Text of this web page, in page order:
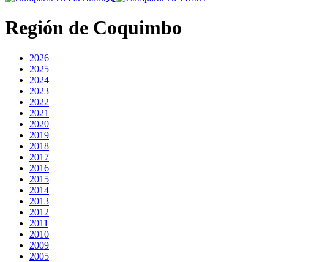
Región de Coquimbo
2026
2025
2024
2023
2022
2021
2020
2019
2018
2017
2016
2015
2014
2013
2012
2011
2010
2009
2005